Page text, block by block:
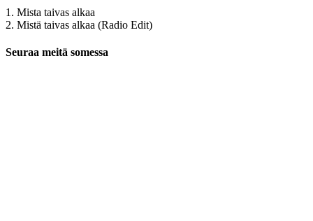
1. Mista taivas alkaa
2. Mistä taivas alkaa (Radio Edit)
Seuraa meitä somessa